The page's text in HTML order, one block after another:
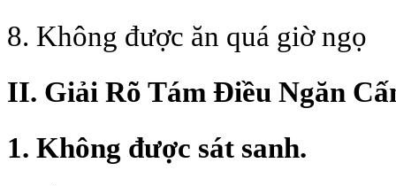
8. Không được ăn quá giờ ngọ
II. Giải Rõ Tám Ðiều Ngăn
1. Không được sát sanh.